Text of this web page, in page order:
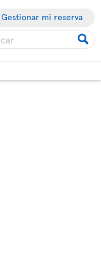
Gestionar mi reserva